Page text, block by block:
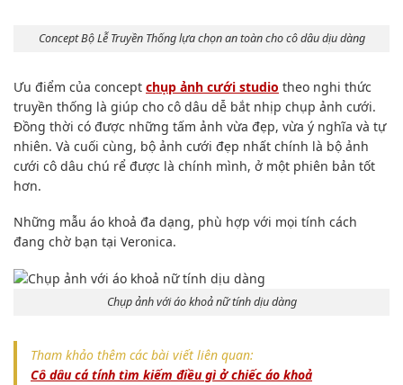
Concept Bộ Lễ Truyền Thống lựa chọn an toàn cho cô dâu dịu dàng
Ưu điểm của concept chụp ảnh cưới studio theo nghi thức
truyền thống là giúp cho cô dâu dễ bắt nhịp chụp ảnh cưới.
Đồng thời có được những tấm ảnh vừa đẹp, vừa ý nghĩa và tự
nhiên. Và cuối cùng, bộ ảnh cưới đẹp nhất chính là bộ ảnh
cưới cô dâu chú rể được là chính mình, ở một phiên bản tốt
hơn.
Những mẫu áo khoả đa dạng, phù hợp với mọi tính cách
đang chờ bạn tại Veronica.
Chụp ảnh với áo khoả nữ tính dịu dàng
Tham khảo thêm các bài viết liên quan:
Cô dâu cá tính tìm kiếm điều gì ở chiếc áo khoả